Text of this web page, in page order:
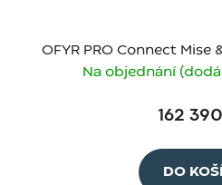
OFYR PRO Connect Mise
Na objednání
162
DO